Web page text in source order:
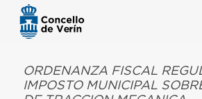
ORDENANZA FISCAL
IMPOSTO MUNICIPAL